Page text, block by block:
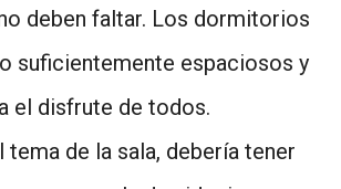
deben faltar. Los dormitorios
suficientemente espaciosos y
el disfrute de todos.
tema de la sala, debería tener